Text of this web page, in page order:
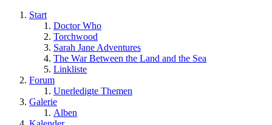
Start
Doctor Who
Torchwood
Sarah Jane Adventures
The War Between the Land and the Sea
Linkliste
Forum
Unerledigte Themen
Galerie
Alben